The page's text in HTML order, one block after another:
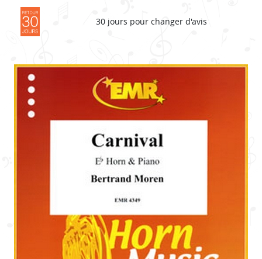
30 jours pour changer d'avis